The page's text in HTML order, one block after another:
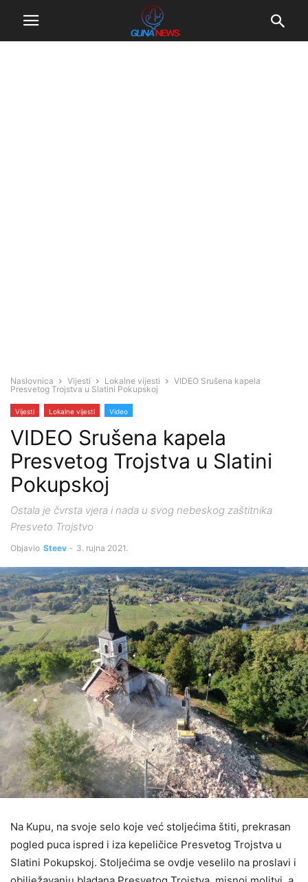
Naslovnica Vijesti Lokalne vijesti
VIDEO Srušena kapela
Presvetog Trojstva u Slatini Pokupskoj
Vijesti Lokalne vijesti Video
VIDEO Srušena kapela
Presvetog Trojstva u Slatini
Pokupskoj
Ostala je čvrsta vjera i nada u svog nebeskog zaštitnika
Presveto Trojstvo
Objavio Steev - 3. rujna 2021.
Na Kupu, na svoje selo koje već stoljećima štiti, prekrasan
pogled puca ispred i iza kepeličice Presvetog Trojstva u
Slatini Pokupskoj. Stoljećima se ovdje veselilo na proslavi i